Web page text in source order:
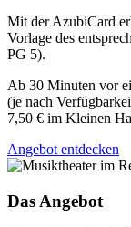
Mit der AzubiCard
Vorlage des
PG 5).
Ab 30 Minuten vor
(je nach
7,50 € im Kleinen
Angebot entdecken
Das Angebot